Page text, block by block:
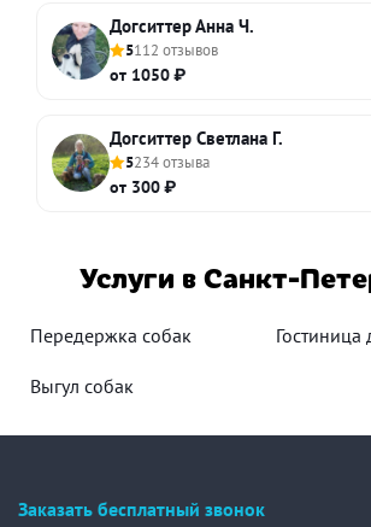
Догситтер Анна Ч.
5112 отзывов
от 1050 ₽
Догситтер Светлана Г.
5234 отзыва
от 300 ₽
Услуги в Санкт-
Передержка собак Гостиница
Выгул собак
Заказать бесплатный звонок